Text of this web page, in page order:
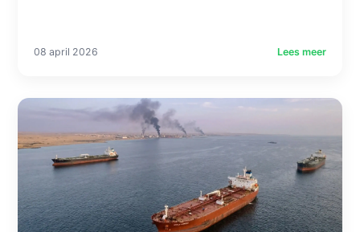
08 april 2026 Lees meer